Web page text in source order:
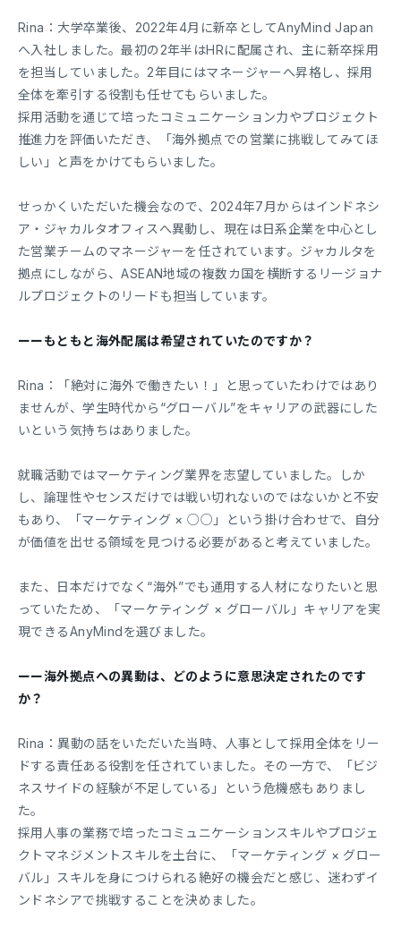
Rina：大学卒業後、2022年4月に新卒としてAnyMind Japan
へ入社しました。最初の2年半はHRに配属され、主に新卒採用
を担当していました。2年目にはマネージャーへ昇格し、採用
全体を牽引する役割も任せてもらいました。
採用活動を通じて培ったコミュニケーション力やプロジェクト
推進力を評価いただき、「海外拠点での営業に挑戦してみてほ
しい」と声をかけてもらいました。
せっかくいただいた機会なので、2024年7月からはインドネシ
ア・ジャカルタオフィスへ異動し、現在は日系企業を中心とし
た営業チームのマネージャーを任されています。ジャカルタを
拠点にしながら、ASEAN地域の複数カ国を横断するリージョナ
ルプロジェクトのリードも担当しています。
ーーもともと海外配属は希望されていたのですか？
Rina：「絶対に海外で働きたい！」と思っていたわけではあり
ませんが、学生時代から“グローバル”をキャリアの武器にした
いという気持ちはありました。
就職活動ではマーケティング業界を志望していました。しか
し、論理性やセンスだけでは戦い切れないのではないかと不安
もあり、「マーケティング × ○○」という掛け合わせで、自分
が価値を出せる領域を見つける必要があると考えていました。
また、日本だけでなく“海外”でも通用する人材になりたいと思
っていたため、「マーケティング × グローバル」キャリアを実
現できるAnyMindを選びました。
ーー海外拠点への異動は、どのように意思決定されたのです
か？
Rina：異動の話をいただいた当時、人事として採用全体をリー
ドする責任ある役割を任されていました。その一方で、「ビジ
ネスサイドの経験が不足している」という危機感もありまし
た。
採用人事の業務で培ったコミュニケーションスキルやプロジェ
クトマネジメントスキルを土台に、「マーケティング × グロー
バル」スキルを身につけられる絶好の機会だと感じ、迷わずイ
ンドネシアで挑戦することを決めました。